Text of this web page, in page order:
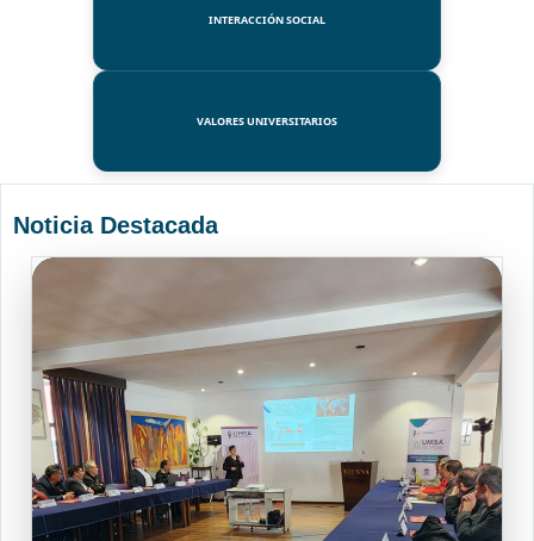
INTERACCIÓN SOCIAL
VALORES UNIVERSITARIOS
Noticia Destacada